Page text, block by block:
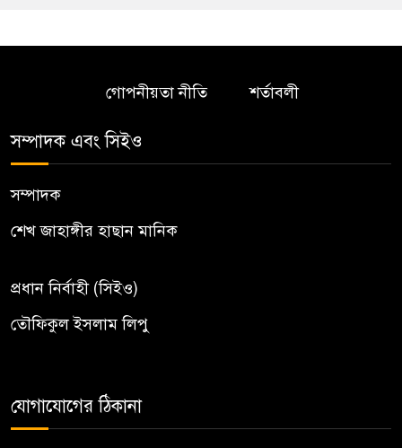
গোপনীয়তা নীতি শর্তাবলী
সম্পাদক এবং সিইও
সম্পাদক
শেখ জাহাঙ্গীর হাছান মানিক
প্রধান নির্বাহী (সিইও)
তৌফিকুল ইসলাম লিপু
যোগাযোগের ঠিকানা